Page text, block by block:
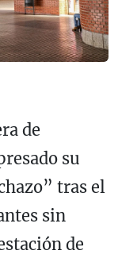
de
su
tras el
sin
de